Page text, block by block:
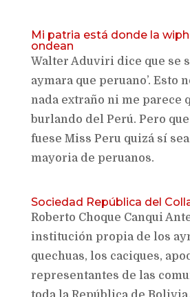
Mi patria está donde la
ondean
Walter Aduviri dice que se
aymara que peruano’. Esto
nada extraño ni me parece
burlando del Perú. Pero
fuese Miss Peru quizá sí
mayoria de peruanos.
Sociedad República del
Roberto Choque Canqui
institución propia de los
quechuas, los caciques,
representantes de las